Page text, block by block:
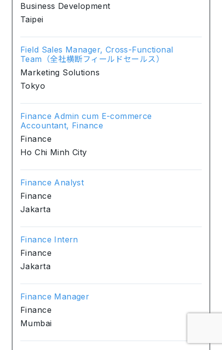
Business Development
Taipei
Field Sales Manager, Cross-Functional
Team（全社横断フィールドセールス）
Marketing Solutions
Tokyo
Finance Admin cum E-commerce
Accountant, Finance
Finance
Ho Chi Minh City
Finance Analyst
Finance
Jakarta
Finance Intern
Finance
Jakarta
Finance Manager
Finance
Mumbai